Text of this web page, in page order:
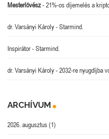
Mesterlövész-21%-os díjemelés a
dr. Varsányi Károly-Starmind.
Inspirátor-Starmind.
dr. Varsányi Károly-2032-re nyugdíjba
ARCHÍVUM
2026. augusztus(1)